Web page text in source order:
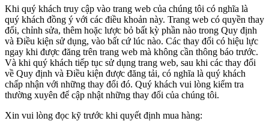
Khi quý khách truy cập vào trang web của chúng tôi có nghĩa là
quý khách đồng ý với các điều khoản này. Trang web có quyền thay
đổi, chỉnh sửa, thêm hoặc lược bỏ bất kỳ phần nào trong Quy định
và Điều kiện sử dụng, vào bất cứ lúc nào. Các thay đổi có hiệu lực
ngay khi được đăng trên trang web mà không cần thông báo trước.
Và khi quý khách tiếp tục sử dụng trang web, sau khi các thay đổi
về Quy định và Điều kiện được đăng tải, có nghĩa là quý khách
chấp nhận với những thay đổi đó. Quý khách vui lòng kiểm tra
thường xuyên để cập nhật những thay đổi của chúng tôi.
Xin vui lòng đọc kỹ trước khi quyết định mua hàng: